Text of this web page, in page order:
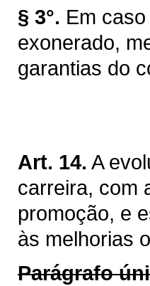
§ 3°. Em
exonerado,
garantias do
Art. 14. A
carreira, com
promoção, e
às melhorias
Parágrafo